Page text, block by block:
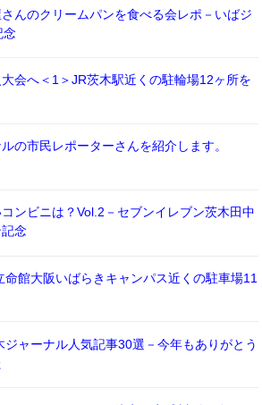
んのクリームパンを食べる会レポ－いばジ
念
会へ＜1＞JR茨木駅近くの駐輪場12ヶ所を
の市民レポーターさんを紹介します。
ンビニは？Vol.2－セブンイレブン茨木田中
念
命館大阪いばらきキャンパス近くの駐車場11
ジャーナル人気記事30選－今年もありがとう